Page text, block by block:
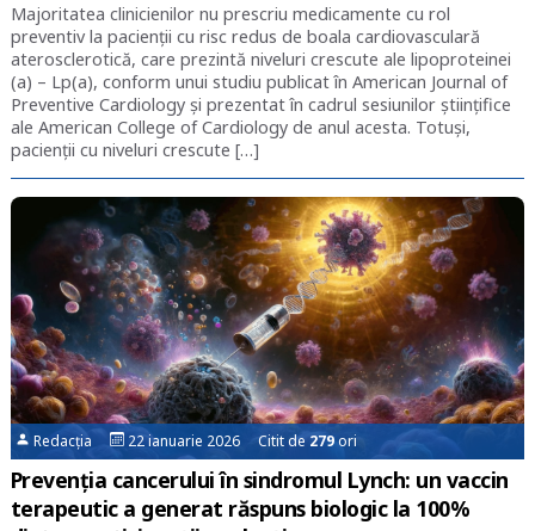
Majoritatea clinicienilor nu prescriu medicamente cu rol
preventiv la pacienții cu risc redus de boala cardiovasculară
aterosclerotică, care prezintă niveluri crescute ale lipoproteinei
(a) – Lp(a), conform unui studiu publicat în American Journal of
Preventive Cardiology și prezentat în cadrul sesiunilor științifice
ale American College of Cardiology de anul acesta. Totuşi,
pacienții cu niveluri crescute […]
Redacția 22 ianuarie 2026 Citit de279ori
Prevenția cancerului în sindromul Lynch: un vaccin
terapeutic a generat răspuns biologic la 100%